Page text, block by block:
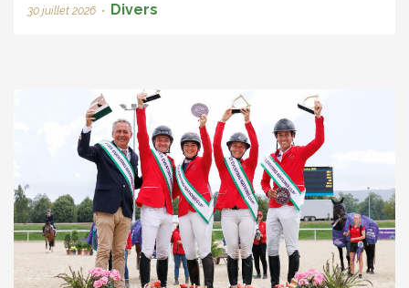
30 juillet 2026 • Divers